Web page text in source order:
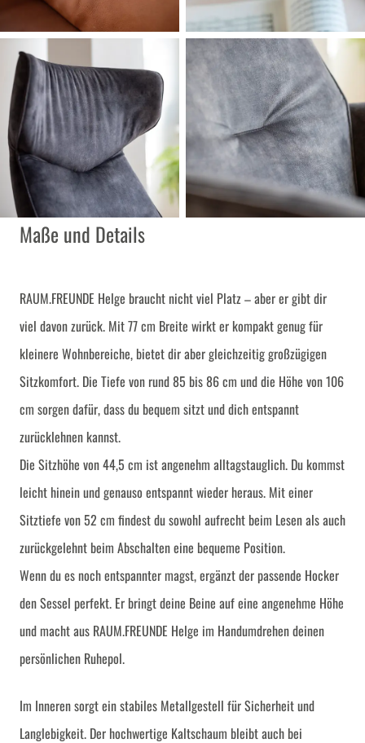
Maße und Details
RAUM.FREUNDE Helge braucht nicht viel Platz – aber er gibt dir
viel davon zurück. Mit 77 cm Breite wirkt er kompakt genug für
kleinere Wohnbereiche, bietet dir aber gleichzeitig großzügigen
Sitzkomfort. Die Tiefe von rund 85 bis 86 cm und die Höhe von 106
cm sorgen dafür, dass du bequem sitzt und dich entspannt
zurücklehnen kannst.
Die Sitzhöhe von 44,5 cm ist angenehm alltagstauglich. Du kommst
leicht hinein und genauso entspannt wieder heraus. Mit einer
Sitztiefe von 52 cm findest du sowohl aufrecht beim Lesen als auch
zurückgelehnt beim Abschalten eine bequeme Position.
Wenn du es noch entspannter magst, ergänzt der passende Hocker
den Sessel perfekt. Er bringt deine Beine auf eine angenehme Höhe
und macht aus RAUM.FREUNDE Helge im Handumdrehen deinen
persönlichen Ruhepol.
Im Inneren sorgt ein stabiles Metallgestell für Sicherheit und
Langlebigkeit. Der hochwertige Kaltschaum bleibt auch bei